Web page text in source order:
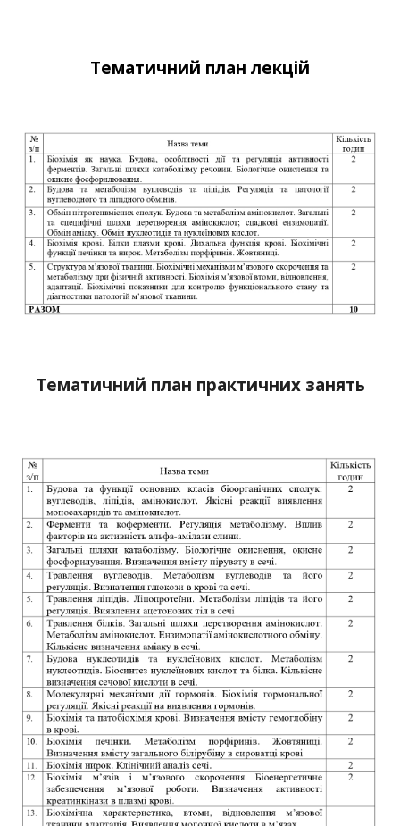
Тематичний план лекцій
Тематичний план практичних занять